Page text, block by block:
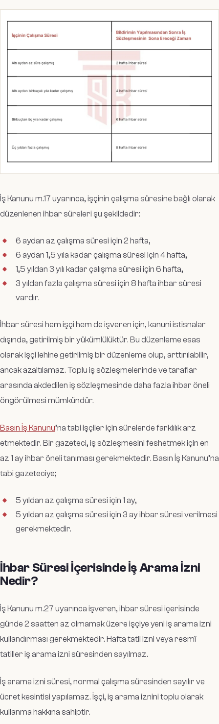
İş Kanunu m.17 uyarınca, işçinin çalışma süresine bağlı olarak
düzenlenen ihbar süreleri şu şekildedir:
6 aydan az çalışma süresi için 2 hafta,
6 aydan 1,5 yıla kadar çalışma süresi için 4 hafta,
1,5 yıldan 3 yılı kadar çalışma süresi için 6 hafta,
3 yıldan fazla çalışma süresi için 8 hafta ihbar süresi
vardır.
İhbar süresi hem işçi hem de işveren için, kanuni istisnalar
dışında, getirilmiş bir yükümlülüktür. Bu düzenleme esas
olarak işçi lehine getirilmiş bir düzenleme olup, arttırılabilir,
ancak azaltılamaz. Toplu iş sözleşmelerinde ve taraflar
arasında akdedilen iş sözleşmesinde daha fazla ihbar öneli
öngörülmesi mümkündür.
Basın İş Kanunu’na tabi işçiler için sürelerde farklılık arz
etmektedir. Bir gazeteci, iş sözleşmesini feshetmek için en
az 1 ay ihbar öneli tanıması gerekmektedir. Basın İş Kanunu’na
tabi gazeteciye;
5 yıldan az çalışma süresi için 1 ay,
5 yıldan az çalışma süresi için 3 ay ihbar süresi verilmesi
gerekmektedir.
İhbar Süresi İçerisinde İş Arama İzni
Nedir?
İş Kanunu m.27 uyarınca işveren, ihbar süresi içerisinde
günde 2 saatten az olmamak üzere işçiye yeni iş arama izni
kullandırması gerekmektedir. Hafta tatil izni veya resmî
tatiller iş arama izni süresinden sayılmaz.
İş arama izni süresi, normal çalışma süresinden sayılır ve
ücret kesintisi yapılamaz. İşçi, iş arama iznini toplu olarak
kullanma hakkına sahiptir.